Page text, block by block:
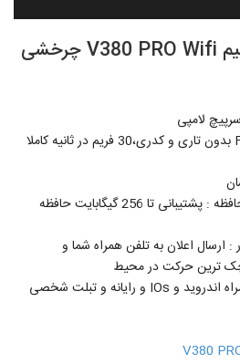
دوربین مداربسته بیسیم V380 PRO Wifi چرخشی
لامپی
کیفیت تصویر : Full HD H.265 بدون تاری و کدری،30 فریم در ثانیه کاملا
آرشیو فایل های ضبط شده در حافظه : پشتیبانی تا 256 گیگابایت حافظه
اعلان به تلفن همراه شما و
ترین حرکت در محیط
مشاهده تصاویر برروی تلفن همراه اندروید و IOs و رایانه و تبلت شخصی